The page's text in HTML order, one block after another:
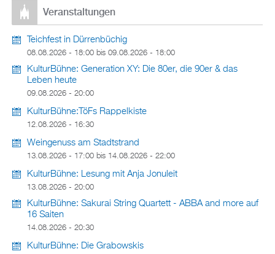
Veranstaltungen
Teichfest in Dürrenbüchig
08.08.2026 - 18:00 bis 09.08.2026 - 18:00
KulturBühne: Generation XY: Die 80er, die 90er & das
Leben heute
09.08.2026 - 20:00
KulturBühne:TöFs Rappelkiste
12.08.2026 - 16:30
Weingenuss am Stadtstrand
13.08.2026 - 17:00 bis 14.08.2026 - 22:00
KulturBühne: Lesung mit Anja Jonuleit
13.08.2026 - 20:00
KulturBühne: Sakurai String Quartett - ABBA and more auf
16 Saiten
14.08.2026 - 20:30
KulturBühne: Die Grabowskis